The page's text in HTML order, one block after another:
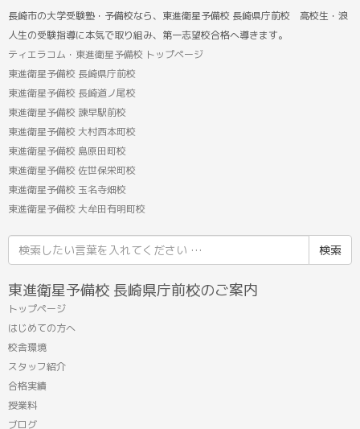
長崎市の大学受験塾・予備校なら、東進衛星予備校 長崎県庁前校 高校生・浪
人生の受験指導に本気で取り組み、第一志望校合格へ導きます。
ティエラコム・東進衛星予備校 トップページ
東進衛星予備校 長崎県庁前校
東進衛星予備校 長崎道ノ尾校
東進衛星予備校 諫早駅前校
東進衛星予備校 大村西本町校
東進衛星予備校 島原田町校
東進衛星予備校 佐世保栄町校
東進衛星予備校 玉名寺畑校
東進衛星予備校 大牟田有明町校
索
結
東進衛星予備校 長崎県庁前校のご案内
トップページ
はじめての方へ
校舎環境
スタッフ紹介
合格実績
授業料
ブログ